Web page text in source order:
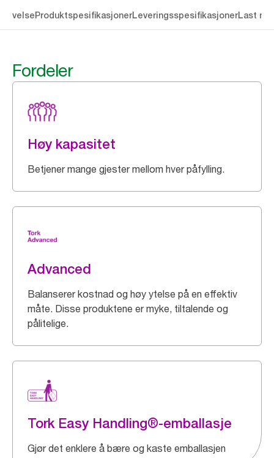
ProduktspesifikasjonerLeveringsspesifikasjonerLast
Fordeler
Høy kapasitet
Betjener mange gjester mellom hver påfylling.
Advanced
Balanserer kostnad og høy ytelse på en effektiv
måte. Disse produktene er myke, tiltalende og
pålitelige.
Tork Easy Handling®-emballasje
Gjør det enklere å bære og kaste emballasjen